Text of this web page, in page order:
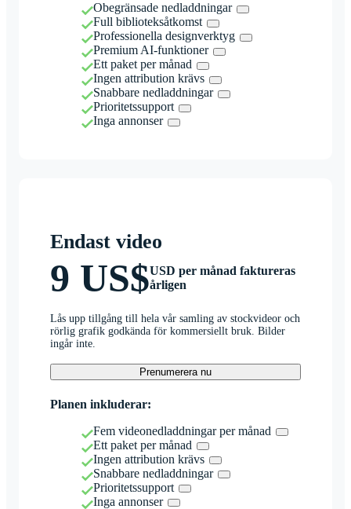
Obegränsade nedladdningar
Full biblioteksåtkomst
Professionella designverktyg
Premium AI-funktioner
Ett paket per månad
Ingen attribution krävs
Snabbare nedladdningar
Prioritetssupport
Inga annonser
Endast video
9 US$USD per månad faktureras
årligen
Lås upp tillgång till hela vår samling av stockvideor och
rörlig grafik godkända för kommersiellt bruk. Bilder
ingår inte.
Prenumerera nu
Planen inkluderar:
Fem videonedladdningar per månad
Ett paket per månad
Ingen attribution krävs
Snabbare nedladdningar
Prioritetssupport
Inga annonser